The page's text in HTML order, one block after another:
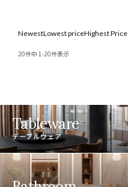
NewestLowest priceHighest Price
20件中 1-20件表示
Tableware
テーブルウェア